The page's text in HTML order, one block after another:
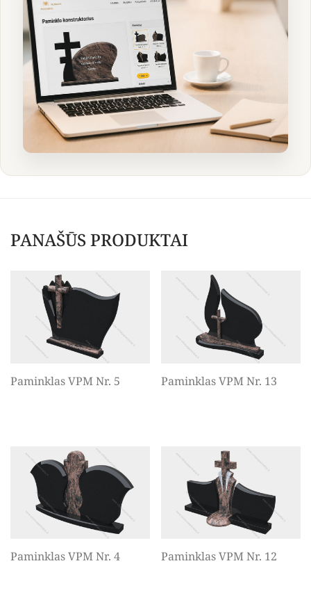
PANAŠŪS PRODUKTAI
Paminklas VPM Nr. 5 Paminklas VPM Nr. 13
Paminklas VPM Nr. 4 Paminklas VPM Nr. 12